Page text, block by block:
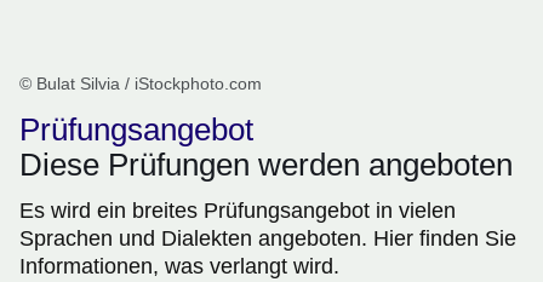
© Bulat Silvia / iStockphoto.com
Prüfungsangebot
Diese Prüfungen werden angeboten
Es wird ein breites Prüfungsangebot in vielen
Sprachen und Dialekten angeboten. Hier finden Sie
Informationen, was verlangt wird.